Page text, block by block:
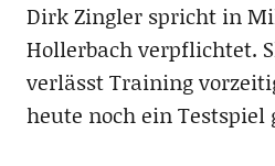
Dirk Zingler spricht in
Hollerbach verpflichtet.
verlässt Training
heute noch ein Testspiel